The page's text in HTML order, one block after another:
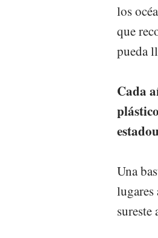
los
que
pueda
Cada
Una
lugares
sureste